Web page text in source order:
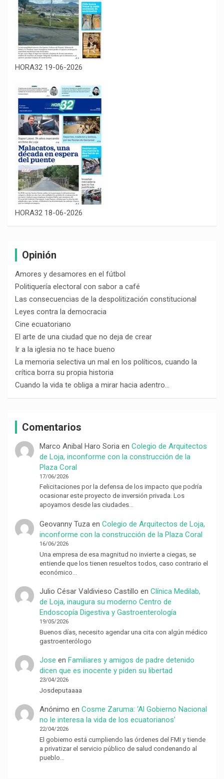
HORA32 19-06-2026
HORA32 18-06-2026
Opinión
Amores y desamores en el fútbol
Politiquería electoral con sabor a café
Las consecuencias de la despolitización constitucional
Leyes contra la democracia
Cine ecuatoriano
El arte de una ciudad que no deja de crear
Ir a la iglesia no te hace bueno
La memoria selectiva un mal en los políticos, cuando la
crítica borra su propia historia
Cuando la vida te obliga a mirar hacia adentro…
Comentarios
Marco Anibal Haro Soriaen Colegio de Arquitectos
de Loja, inconforme con la construcción de la
Plaza Coral
17/06/2026
Felicitaciones por la defensa de los impacto que podría
ocasionar este proyecto de inversión privada. Los
apoyamos desde las ciudades…
Geovanny Tuzaen Colegio de Arquitectos de Loja,
inconforme con la construcción de la Plaza Coral
16/06/2026
Una empresa de esa magnitud no invierte a ciegas, se
entiende que los tienen resueltos todos, caso contrario el
económico…
Julio César Valdivieso Castillo en Clínica Medilab,
de Loja, inaugura su moderno Centro de
Endoscopía Digestiva y Gastroenterología
19/05/2026
Buenos días, necesito agendar una cita con algún médico
gastroenterólogo
Jose en Familiares y amigos de padre detenido
dicen que es inocente y piden su libertad
23/04/2026
Josdeputaaaa
Anónimo en Cosme Zaruma: ‘Al Gobierno Nacional
no le interesa la vida de los ecuatorianos’
22/04/2026
El gobierno está cumpliendo las órdenes del FMI y tiende
a privatizar el servicio público de salud condenando al
pueblo…